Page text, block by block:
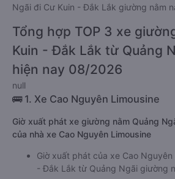
Ngãi đi Cư Kuin - Đắk Lắk giường nằm
Tổng hợp TOP 3 xe
Kuin - Đắk Lắk từ Quảng
hiện nay 08/2026
null
🚌 1. Xe Cao Nguyên Limousine
Giờ xuất phát xe giường nằm Quảng
của nhà xe Cao Nguyên Limousine
Giờ xuất phát của xe Cao Nguyên
- Đắk Lắk từ Quảng Ngãi giường